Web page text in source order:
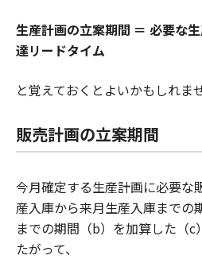
生産計画の立案期間 ＝ 必要な
達リードタイム
と覚えておくとよいかもしれま
販売計画の立案期間
今月確定する生産計画に必要な
産入庫から来月生産入庫までの
までの期間（b）を加算した（c
たがって、